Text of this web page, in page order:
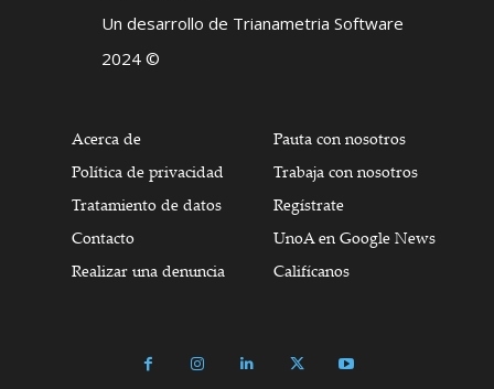
Un desarrollo de Trianametria Software
2024 ©
Acerca de
Política de privacidad
Tratamiento de datos
Contacto
Realizar una denuncia
Pauta con nosotros
Trabaja con nosotros
Regístrate
UnoA en Google News
Califícanos